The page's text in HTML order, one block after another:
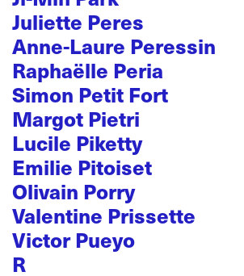
Juliette Peres
Anne-Laure Peressin
Raphaëlle Peria
Simon Petit Fort
Margot Pietri
Lucile Piketty
Emilie Pitoiset
Olivain Porry
Valentine Prissette
Victor Pueyo
R